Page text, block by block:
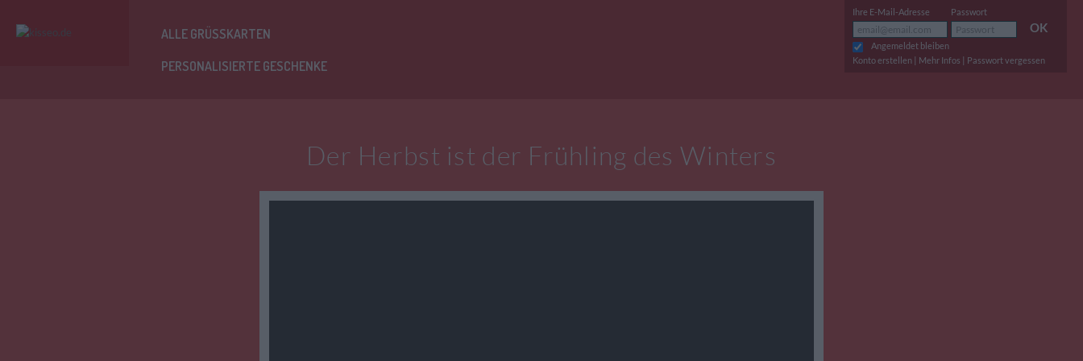
ALLE GRÜSSKARTEN
PERSONALISIERTE GESCHENKE
Ihre E-Mail-Adresse Passwort
OK
Angemeldet bleiben
Konto erstellen | Mehr Infos | Passwort vergessen
Der Herbst ist der Frühling des Winters